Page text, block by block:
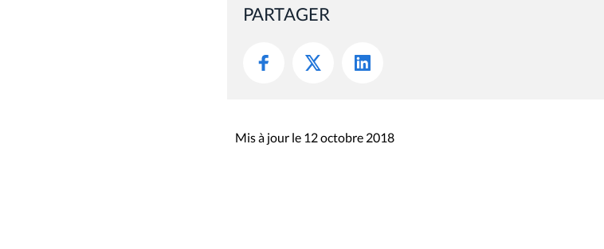
PARTAGER
Mis à jour le 12 octobre 2018